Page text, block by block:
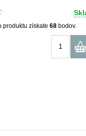
produktu získate 68 bodov.